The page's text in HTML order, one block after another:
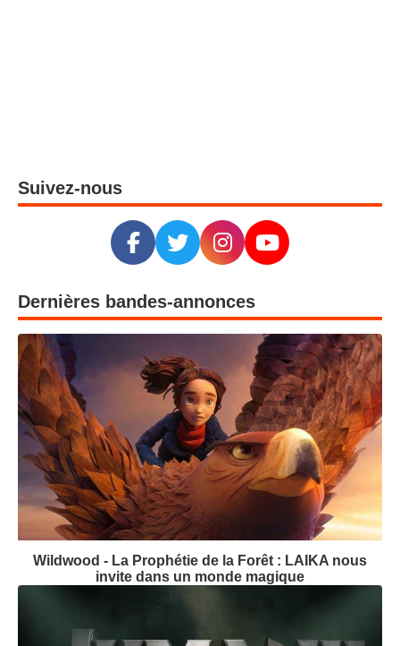
Suivez-nous
Dernières bandes-annonces
Wildwood - La Prophétie de la Forêt : LAIKA nous
invite dans un monde magique